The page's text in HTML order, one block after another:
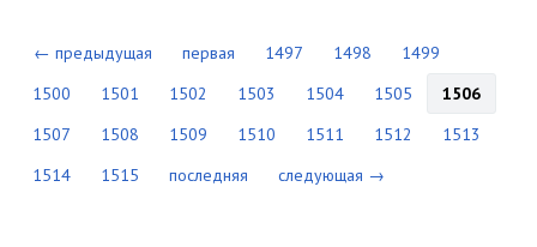
← предыдущая первая 1497 1498
1499
1500
1501 1502 1503 1504 1505
1506
1507
1508 1509 1510 1511 1512
1513
1514
1515 последняя следующая →